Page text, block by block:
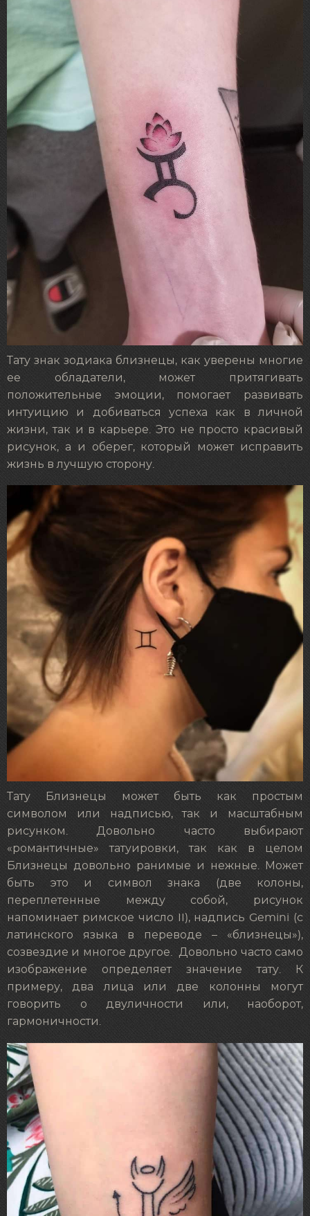
Тату знак зодиака близнецы, как уверены многие
ее обладатели, может притягивать
положительные эмоции, помогает развивать
интуицию и добиваться успеха как в личной
жизни, так и в карьере. Это не просто красивый
рисунок, а и оберег, который может исправить
жизнь в лучшую сторону.
Тату Близнецы может быть как простым
символом или надписью, так и масштабным
рисунком. Довольно часто выбирают
«романтичные» татуировки, так как в целом
Близнецы довольно ранимые и нежные. Может
быть это и символ знака (две колоны,
переплетенные между собой, рисунок
напоминает римское число II), надпись Gemini (с
латинского языка в переводе – «близнецы»),
созвездие и многое другое. Довольно часто само
изображение определяет значение тату. К
примеру, два лица или две колонны могут
говорить о двуличности или, наоборот,
гармоничности.